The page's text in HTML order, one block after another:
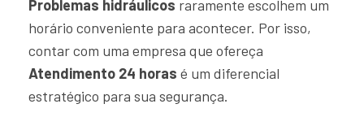
Problemas hidráulicos raramente escolhem um
horário conveniente para acontecer. Por isso,
contar com uma empresa que ofereça
Atendimento 24 horas é um diferencial
estratégico para sua segurança.